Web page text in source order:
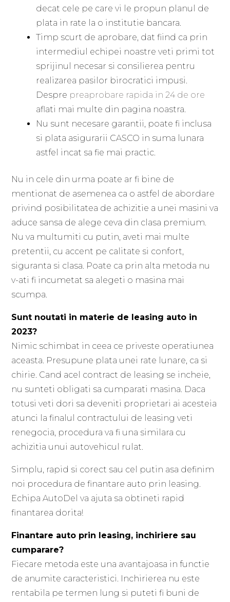
decat cele pe care vi le propun planul de
plata in rate la o institutie bancara.
Timp scurt de aprobare, dat fiind ca prin
intermediul echipei noastre veti primi tot
sprijinul necesar si consilierea pentru
realizarea pasilor birocratici impusi.
Despre preaprobare rapida in 24 de ore
aflati mai multe din pagina noastra.
Nu sunt necesare garantii, poate fi inclusa
si plata asigurarii CASCO in suma lunara
astfel incat sa fie mai practic.
Nu in cele din urma poate ar fi bine de
mentionat de asemenea ca o astfel de abordare
privind posibilitatea de achizitie a unei masini va
aduce sansa de alege ceva din clasa premium.
Nu va multumiti cu putin, aveti mai multe
pretentii, cu accent pe calitate si confort,
siguranta si clasa. Poate ca prin alta metoda nu
v-ati fi incumetat sa alegeti o masina mai
scumpa.
Sunt noutati in materie de leasing auto in
2023?
Nimic schimbat in ceea ce priveste operatiunea
aceasta. Presupune plata unei rate lunare, ca si
chirie. Cand acel contract de leasing se incheie,
nu sunteti obligati sa cumparati masina. Daca
totusi veti dori sa deveniti proprietari ai acesteia
atunci la finalul contractului de leasing veti
renegocia, procedura va fi una similara cu
achizitia unui autovehicul rulat.
Simplu, rapid si corect sau cel putin asa definim
noi procedura de finantare auto prin leasing.
Echipa AutoDel va ajuta sa obtineti rapid
finantarea dorita!
Finantare auto prin leasing, inchiriere sau
cumparare?
Fiecare metoda este una avantajoasa in functie
de anumite caracteristici. Inchirierea nu este
rentabila pe termen lung si puteti fi buni de